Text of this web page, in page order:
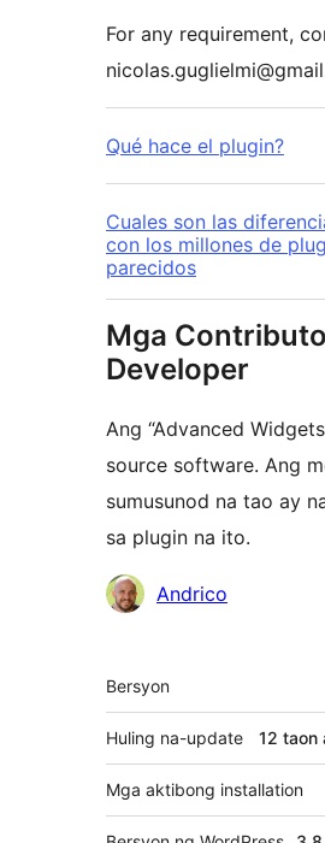
For any requirement,
Qué hace el plugin?
Cuales son las
con los millones de
parecidos
Mga
Developer
Ang “Advanced
source software. Ang
sumusunod na tao ay
sa plugin na ito.
Mga Andrico
Meta
Bersyon
Huling na-update 12 taon
Mga aktibong installation